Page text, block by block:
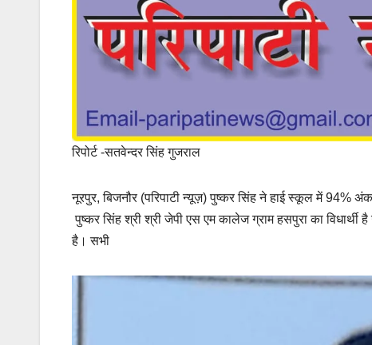
रिपोर्ट -सतवेन्दर सिंह गुजराल
नूरपुर, बिजनौर (परिपाटी न्यूज़) पुष्कर सिंह ने हाई स्कूल में 94% अंक
पुष्कर सिंह श्री श्री जेपी एस एम कालेज ग्राम हसपुरा का
है। सभी